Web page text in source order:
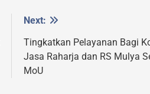
Next:
Tingkatkan Pelayanan Bagi
Jasa Raharja dan RS Mulya
MoU